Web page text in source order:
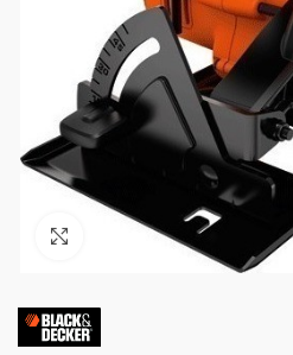
Click to enlarge